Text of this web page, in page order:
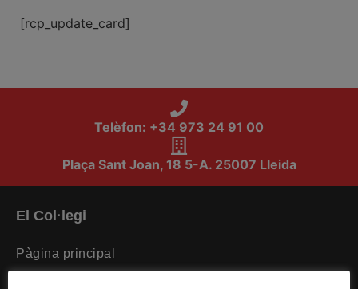
[rcp_update_card]
Telèfon: +34 973 24 91 00
Plaça Sant Joan, 18 5-A. 25007 Lleida
El Col·legi
Pàgina principal